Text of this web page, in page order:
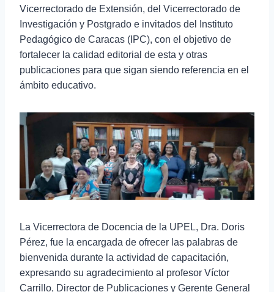
Vicerrectorado de Extensión, del Vicerrectorado de
Investigación y Postgrado e invitados del Instituto
Pedagógico de Caracas (IPC), con el objetivo de
fortalecer la calidad editorial de esta y otras
publicaciones para que sigan siendo referencia en el
ámbito educativo.
La Vicerrectora de Docencia de la UPEL, Dra. Doris
Pérez, fue la encargada de ofrecer las palabras de
bienvenida durante la actividad de capacitación,
expresando su agradecimiento al profesor Víctor
Carrillo, Director de Publicaciones y Gerente General